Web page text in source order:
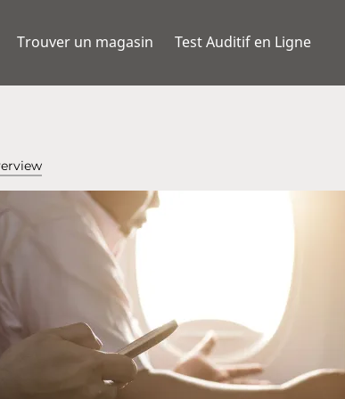
Trouver un magasin Test Auditif en Ligne